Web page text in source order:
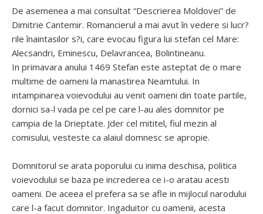
De asemenea a mai consultat “Descrierea Moldovei” de
Dimitrie Cantemir. Romancierul a mai avut în vedere si lucr?
rile înaintasilor s?i, care evocau figura lui stefan cel Mare:
Alecsandri, Eminescu, Delavrancea, Bolintineanu.
In primavara anului 1469 Stefan este asteptat de o mare
multime de oameni la manastirea Neamtului. In
intampinarea voievodului au venit oameni din toate partile,
dornici sa-l vada pe cel pe care l-au ales domnitor pe
campia de la Drieptate. Jder cel mititel, fiul mezin al
comisului, vesteste ca alaiul domnesc se apropie.
Domnitorul se arata poporului cu inima deschisa, politica
voievodului se baza pe increderea ce i-o aratau acesti
oameni. De aceea el prefera sa se afle in mijlocul narodului
care l-a facut domnitor. Ingaduitor cu oamenii, acesta